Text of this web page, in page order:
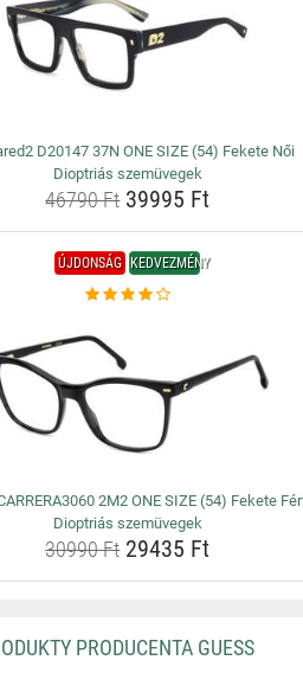
D20147 37N ONE SIZE (54) Fekete Női
Dioptriás szemüvegek
46790 Ft39995 Ft
ÚJDONSÁG KEDVEZMÉNY
2M2 ONE SIZE (54) Fekete
Dioptriás szemüvegek
30990 Ft29435 Ft
PRODUCENTA GUESS